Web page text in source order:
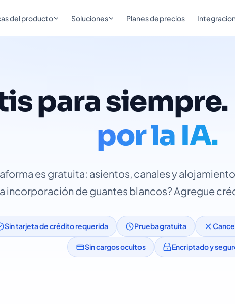
del producto Soluciones Planes de precios
para siempre.
por la IA.
es gratuita: asientos, canales y
incorporación de guantes blancos? Agregue
Sin tarjeta de crédito requerida Prueba gratuita
Sin cargos ocultos Encriptado y